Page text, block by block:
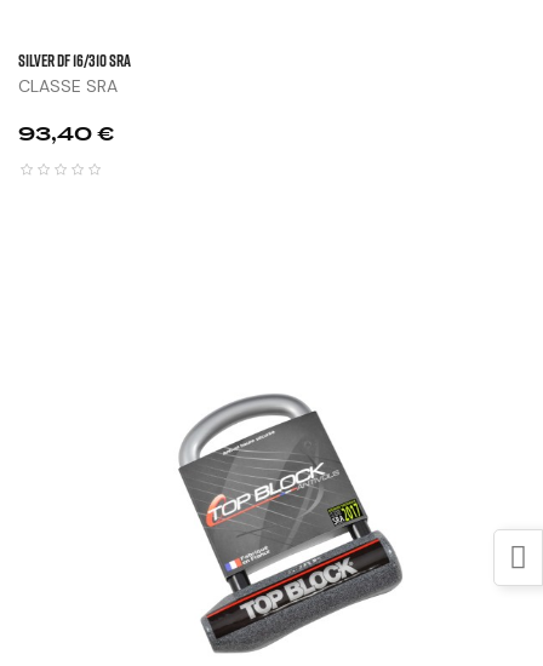
SILVER DF 16/310 SRA
CLASSE SRA
Prix
93,40 €